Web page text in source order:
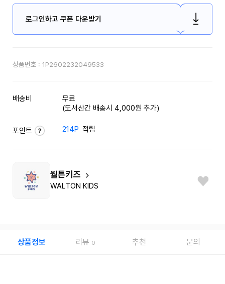
로그인하고 쿠폰 다운받기
상품번호 : 1P2602232049533
배송비
무료
(도서산간 배송시 4,000원 추가)
포인트 214P 적립
월튼키즈
WALTON KIDS
상품정보 리뷰 0 추천 문의